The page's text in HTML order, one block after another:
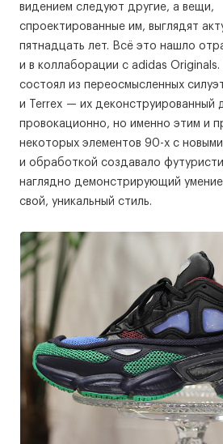
видением следуют другие, а вещи,
спроектированные им, выглядят
пятнадцать лет. Всё это нашло
и в коллаборации с adidas Originals.
состоял из переосмысленных
и Terrex — их деконструированный
провокационно, но именно этим и
некоторых элементов 90-х с
и обработкой создавало
наглядно демонстрирующий
свой, уникальный стиль.